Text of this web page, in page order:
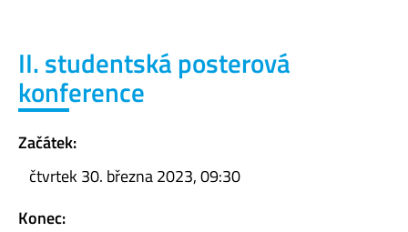
II. studentská posterová
konference
Začátek:
čtvrtek 30. března 2023, 09:30
Konec: